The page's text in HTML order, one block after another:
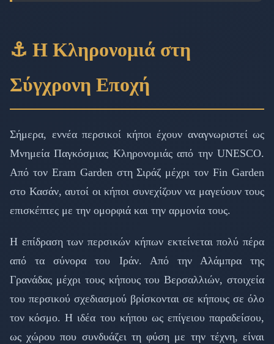
⚓ Η Κληρονομιά στη
Σύγχρονη Εποχή
Σήμερα, εννέα περσικοί κήποι έχουν αναγνωριστεί ως
Μνημεία Παγκόσμιας Κληρονομιάς από την UNESCO.
Από τον Eram Garden στη Σιράζ μέχρι τον Fin Garden
στο Κασάν, αυτοί οι κήποι συνεχίζουν να μαγεύουν τους
επισκέπτες με την ομορφιά και την αρμονία τους.
Η επίδραση των περσικών κήπων εκτείνεται πολύ πέρα
από τα σύνορα του Ιράν. Από την Αλάμπρα της
Γρανάδας μέχρι τους κήπους του Βερσαλλιών, στοιχεία
του περσικού σχεδιασμού βρίσκονται σε κήπους σε όλο
τον κόσμο. Η ιδέα του κήπου ως επίγειου παραδείσου,
ως χώρου που συνδυάζει τη φύση με την τέχνη, είναι